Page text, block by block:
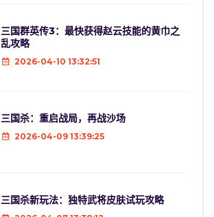
三国群英传3：最快获得赵云技能的黄巾之
乱攻略
2026-04-10 13:32:51
三国杀：重启战局，再战沙场
2026-04-09 13:39:25
三国杀新玩法：独特武将皮肤试玩攻略